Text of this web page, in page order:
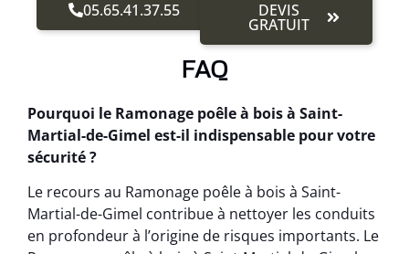
05.65.41.37.55 DEVIS
GRATUIT
FAQ
Pourquoi le Ramonage poêle à bois à Saint-
Martial-de-Gimel est-il indispensable pour votre
sécurité ?
Le recours au Ramonage poêle à bois à Saint-
Martial-de-Gimel contribue à nettoyer les conduits
en profondeur à l’origine de risques importants. Le